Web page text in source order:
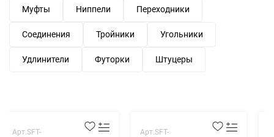
Муфты Ниппели Переходники
Соединения Тройники Угольники
Удлинители Футорки Штуцеры
Арт.SFT-
Арт.SFT-